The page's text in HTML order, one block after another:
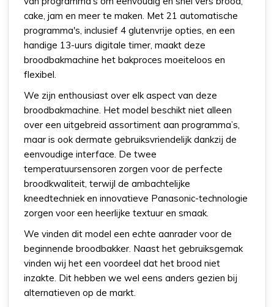
cake, jam en meer te maken. Met 21 automatische
programma's, inclusief 4 glutenvrije opties, en een
handige 13-uurs digitale timer, maakt deze
broodbakmachine het bakproces moeiteloos en
flexibel.
We zijn enthousiast over elk aspect van deze
broodbakmachine. Het model beschikt niet alleen
over een uitgebreid assortiment aan programma’s,
maar is ook dermate gebruiksvriendelijk dankzij de
eenvoudige interface. De twee
temperatuursensoren zorgen voor de perfecte
broodkwaliteit, terwijl de ambachtelijke
kneedtechniek en innovatieve Panasonic-technologie
zorgen voor een heerlijke textuur en smaak.
We vinden dit model een echte aanrader voor de
beginnende broodbakker. Naast het gebruiksgemak
vinden wij het een voordeel dat het brood niet
inzakte. Dit hebben we wel eens anders gezien bij
alternatieven op de markt.